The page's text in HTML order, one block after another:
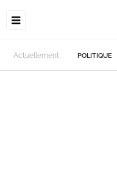
Actuellement POLITIQUE